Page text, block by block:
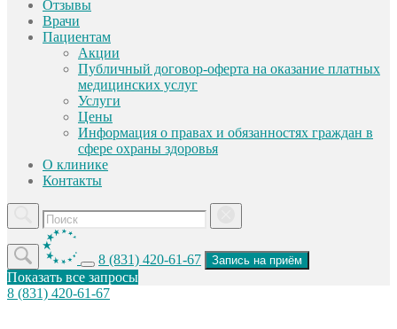
Отзывы
Врачи
Пациентам
Акции
Публичный договор-оферта на оказание платных
медицинских услуг
Услуги
Цены
Информация о правах и обязанностях граждан в
сфере охраны здоровья
О клинике
Контакты
8 (831) 420-61-67 Запись на приём
Показать все запросы
8 (831) 420-61-67